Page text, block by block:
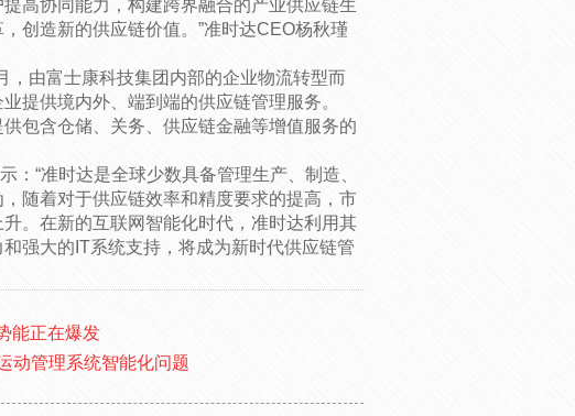
高协同能力，构建跨界融合的产业供应链生
创造新的供应链价值。”准时达CEO杨秋瑾
，由富士康科技集团内部的企业物流转型而
提供境内外、端到端的供应链管理服务。
包含仓储、关务、供应链金融等增值服务的
“准时达是全球少数具备管理生产、制造、
随着对于供应链效率和精度要求的提高，市
。在新的互联网智能化时代，准时达利用其
强大的IT系统支持，将成为新时代供应链管
能正在爆发
动管理系统智能化问题